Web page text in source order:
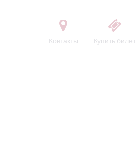
Контакты Купить билет